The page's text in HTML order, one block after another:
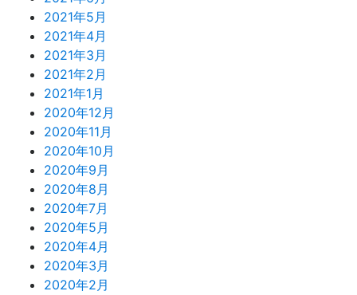
2021年5月
2021年4月
2021年3月
2021年2月
2021年1月
2020年12月
2020年11月
2020年10月
2020年9月
2020年8月
2020年7月
2020年5月
2020年4月
2020年3月
2020年2月